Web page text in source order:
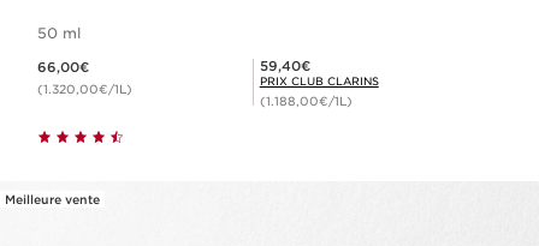
50 ml
66,00€
(1.320,00€/1L)
Prix Club Clarins 59,40€
59,40€
PRIX CLUB CLARINS
(1.188,00€/1L)
Meilleure vente